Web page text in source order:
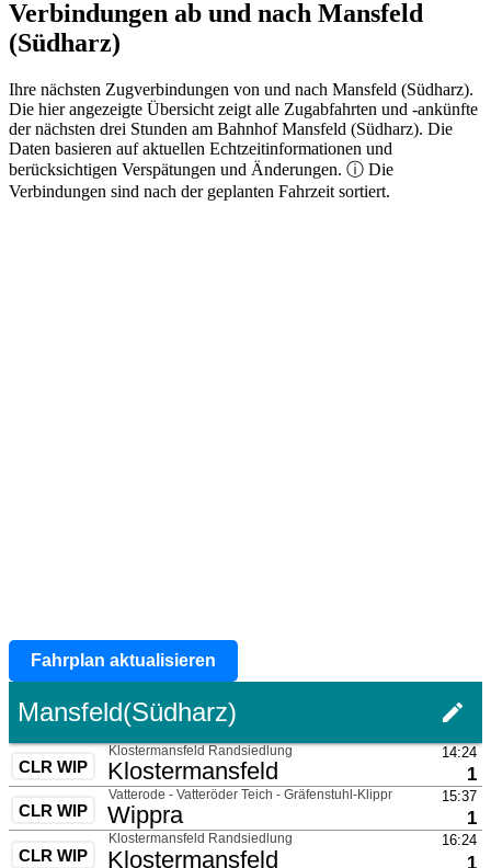
Verbindungen ab und nach Mansfeld
(Südharz)
Ihre nächsten Zugverbindungen von und nach Mansfeld (Südharz).
Die hier angezeigte Übersicht zeigt alle Zugabfahrten und -ankünfte
der nächsten drei Stunden am Bahnhof Mansfeld (Südharz). Die
Daten basieren auf aktuellen Echtzeitinformationen und
berücksichtigen Verspätungen und Änderungen. ⓘ Die
Verbindungen sind nach der geplanten Fahrzeit sortiert.
Fahrplan aktualisieren